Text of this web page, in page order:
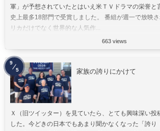
軍」が予想されていたとはいえ米ＴＶドラマの栄誉と
史上最多18部門で受賞しました。 番組が週一で放映
リカだけでなく世界的な人気作...
663 views
家族の誇りにかけて
Ｘ（旧ツイッター）を見ていたら、とても興味深い投
した。今どきの日本でもあまり聞かなくなった「誇り
9
5